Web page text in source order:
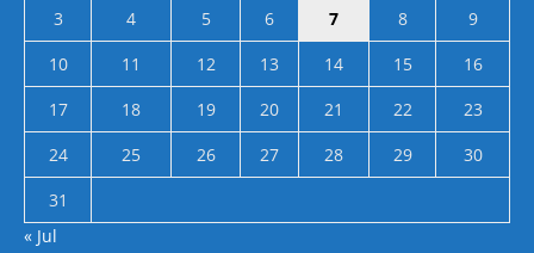
3
4 5 6 7 8
9
10
11 12 13 14 15
16
17
18 19 20 21 22
23
24
25 26 27 28 29
30
31
« Jul